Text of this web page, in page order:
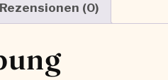
Rezensionen (0)